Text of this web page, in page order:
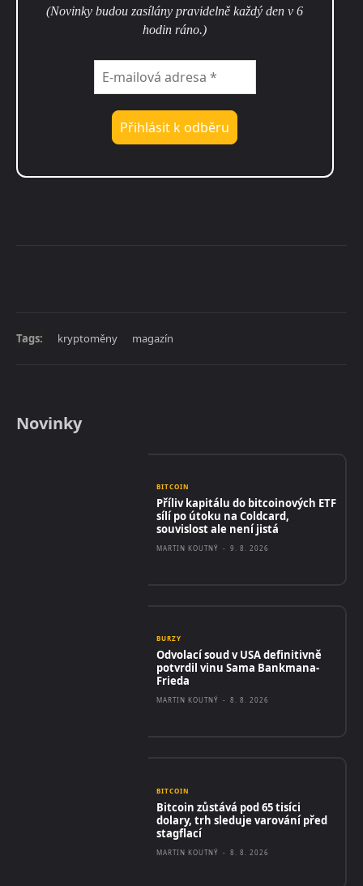
(Novinky budou zasílány pravidelně každý den v 6
hodin ráno.)
Tags: kryptoměny magazín
Novinky
BITCOIN
Příliv kapitálu do bitcoinových ETF
sílí po útoku na Coldcard,
souvislost ale není jistá
MARTIN KOUTNÝ - 9. 8. 2026
BURZY
Odvolací soud v USA definitivně
potvrdil vinu Sama Bankmana-
Frieda
MARTIN KOUTNÝ - 8. 8. 2026
BITCOIN
Bitcoin zůstává pod 65 tisíci
dolary, trh sleduje varování před
stagflací
MARTIN KOUTNÝ - 8. 8. 2026